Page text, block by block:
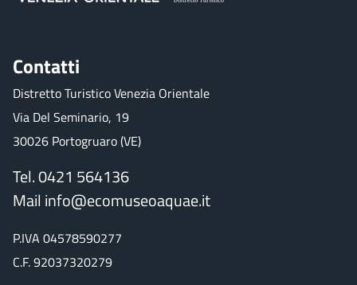
Contatti
Distretto Turistico Venezia Orientale
Via Del Seminario, 19
30026 Portogruaro (VE)
Tel. 0421 564136
Mail info@ecomuseoaquae.it
P.IVA 04578590277
C.F. 92037320279